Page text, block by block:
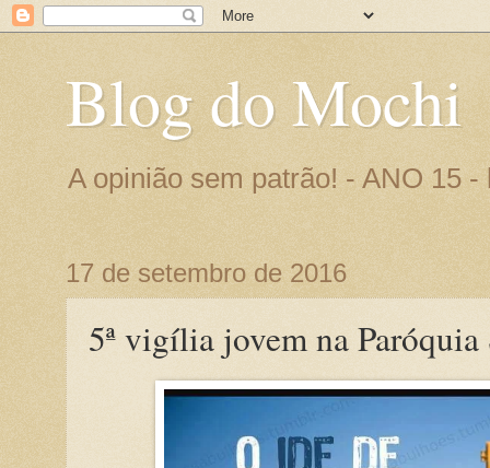
Blog do Mochi
A opinião sem patrão! - ANO 15
17 de setembro de 2016
5ª vigília jovem na